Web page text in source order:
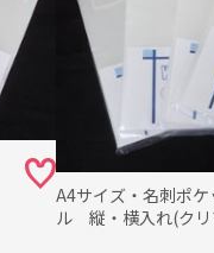
A4サイズ・名刺ポ
ル 縦・横入れ(クリ